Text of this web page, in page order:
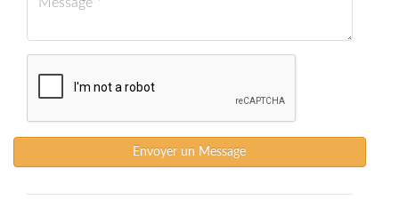
Envoyer un Message